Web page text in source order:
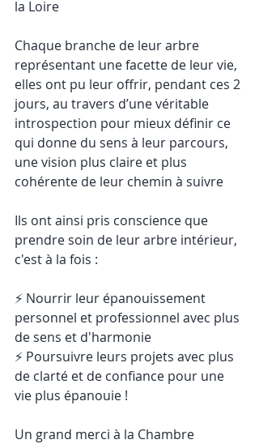
la Loire
Chaque branche de leur arbre
représentant une facette de leur vie,
elles ont pu leur offrir, pendant ces 2
jours, au travers d’une véritable
introspection pour mieux définir ce
qui donne du sens à leur parcours,
une vision plus claire et plus
cohérente de leur chemin à suivre
Ils ont ainsi pris conscience que
prendre soin de leur arbre intérieur,
c'est à la fois :
⚡️ Nourrir leur épanouissement
personnel et professionnel avec plus
de sens et d'harmonie
⚡️ Poursuivre leurs projets avec plus
de clarté et de confiance pour une
vie plus épanouie !
Un grand merci à la Chambre